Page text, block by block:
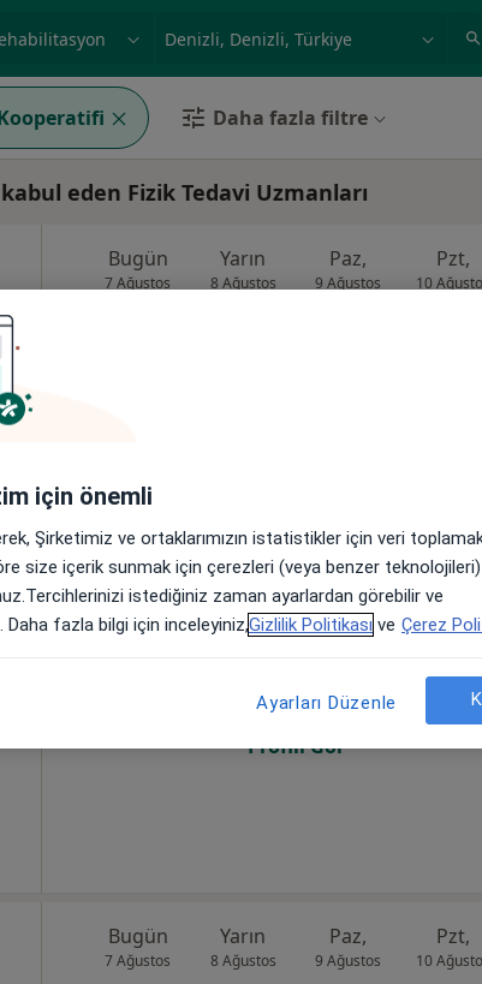
Daha fazla filtre
eden Fizik Tedavi Uzmanları
Bugün
7 Ağustos
Yarın
8 Ağustos
Paz,
9 Ağustos
Pzt,
10
Bugün
7 Ağustos
Yarın
8 Ağustos
Paz,
9 Ağustos
Pzt,
10
Online randevu erişime kapalı
Profili Gör
Bugün
7 Ağustos
Yarın
8 Ağustos
Paz,
9 Ağustos
Pzt,
10
için önemli
Şirketimiz ve ortaklarımızın istatistikler için veri
size içerik sunmak için çerezleri (veya benzer
istediğiniz zaman ayarlardan görebilir ve
Daha fazla bilgi için inceleyiniz,Gizlilik Politikası ve Çerez
Ayarları Düzenle